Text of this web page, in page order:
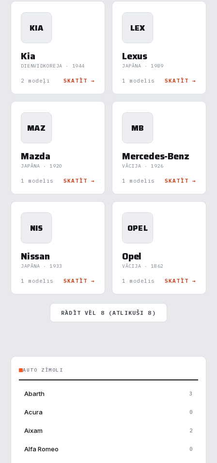
KIA
Kia
DIENVIDKOREJA · 1944
2 modeļi SKATĪT →
LEX
Lexus
JAPĀNA · 1989
1 modelis SKATĪT →
MAZ
Mazda
JAPĀNA · 1920
1 modelis SKATĪT →
MB
Mercedes-Benz
VĀCIJA · 1926
1 modelis SKATĪT →
NIS
Nissan
JAPĀNA · 1933
1 modelis SKATĪT →
OPEL
Opel
VĀCIJA · 1862
1 modelis SKATĪT →
RĀDĪT VĒL 8 (ATLIKUŠI 8)
AUTO ZĪMOLI
Abarth 3
Acura 0
Aixam 2
Alfa Romeo 0
Piekrišanas preferences
Mēs izmantojam sīkdatnes, lai palīdzētu jums efektīvi
pārvietoties un veikt noteiktas funkcijas. Zemāk katras
piekrišanas kategorijā atradīsiet detalizētu informāciju par
▶ Nepieciešamās
▶ Funkcionālais
▶ Analītika
Noraidīt visu